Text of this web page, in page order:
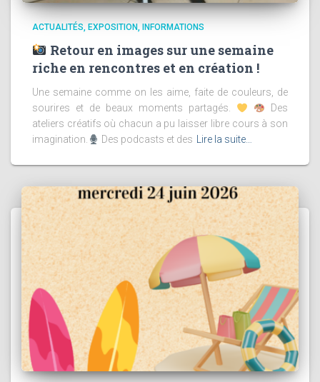
ACTUALITÉS EXPOSITION INFORMATIONS
Retour en images sur une semaine
riche en rencontres et en création !
Une semaine comme on les aime, faite de couleurs, de
sourires et de beaux moments partagés.
Des
ateliers créatifs où chacun a pu laisser libre cours à son
imagination.
Des podcasts et des Lire la suite…